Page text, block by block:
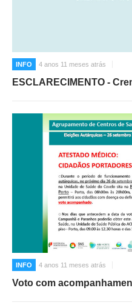
INFO 4 anos 11 meses atrás
ESCLARECIMENTO -
INFO 4 anos 11 meses atrás
Voto com